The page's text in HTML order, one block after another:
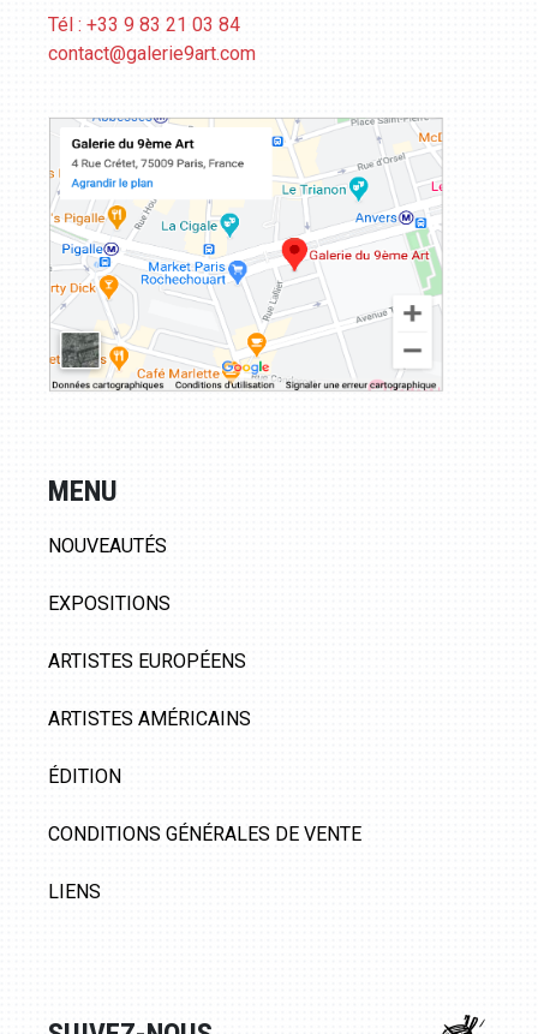
Tél : +33 9 83 21 03 84
contact@galerie9art.com
MENU
NOUVEAUTÉS
EXPOSITIONS
ARTISTES EUROPÉENS
ARTISTES AMÉRICAINS
ÉDITION
CONDITIONS GÉNÉRALES DE VENTE
LIENS